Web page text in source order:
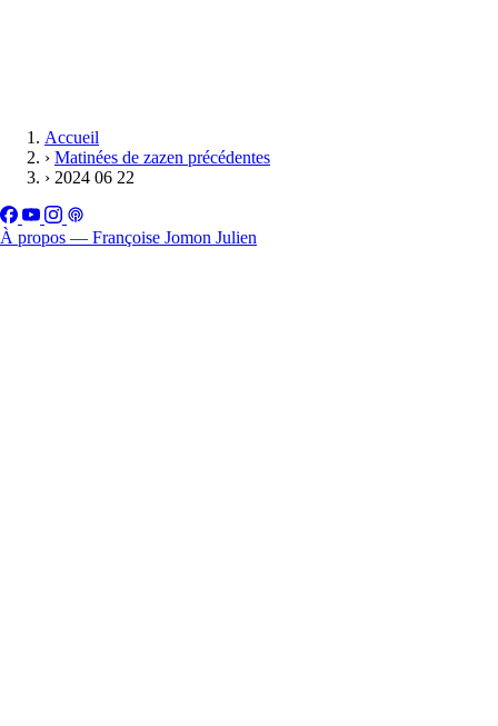
Accueil
› Matinées de zazen précédentes
› 2024 06 22
À propos — Françoise Jomon Julien